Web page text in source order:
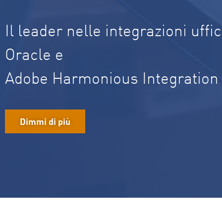
Il leader nelle integrazioni
Oracle e
Adobe Harmonious Integration
Dimmi di più